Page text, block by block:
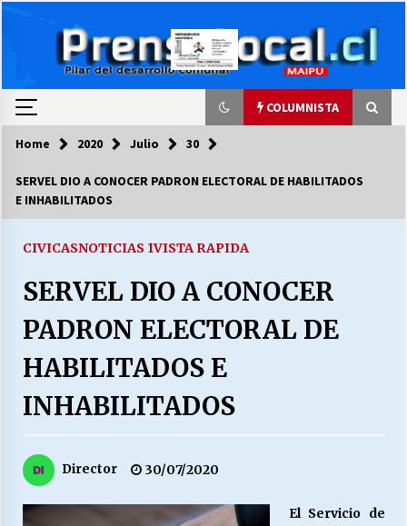
COLUMNISTA
COLUMNISTA
03/08/2026
LA DC POR SIEMPRE.RECORDANDO 69 AÑOS DE
28/07/2026
“ORGULLOSOS DE SER DC” SALUDA EL
27/07/2026
LABORAL:
Home 2020 Julio 30
SERVEL DIO A CONOCER PADRON ELECTORAL DE HABILITADOS
E INHABILITADOS
CIVICASNOTICIAS 1VISTA RAPIDA
SERVEL DIO A CONOCER
PADRON ELECTORAL DE
HABILITADOS E
INHABILITADOS
Director 30/07/2020
El Servicio de